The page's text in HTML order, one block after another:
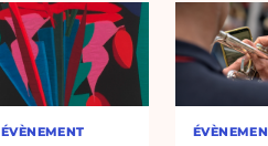
ÉVÈNEMENT